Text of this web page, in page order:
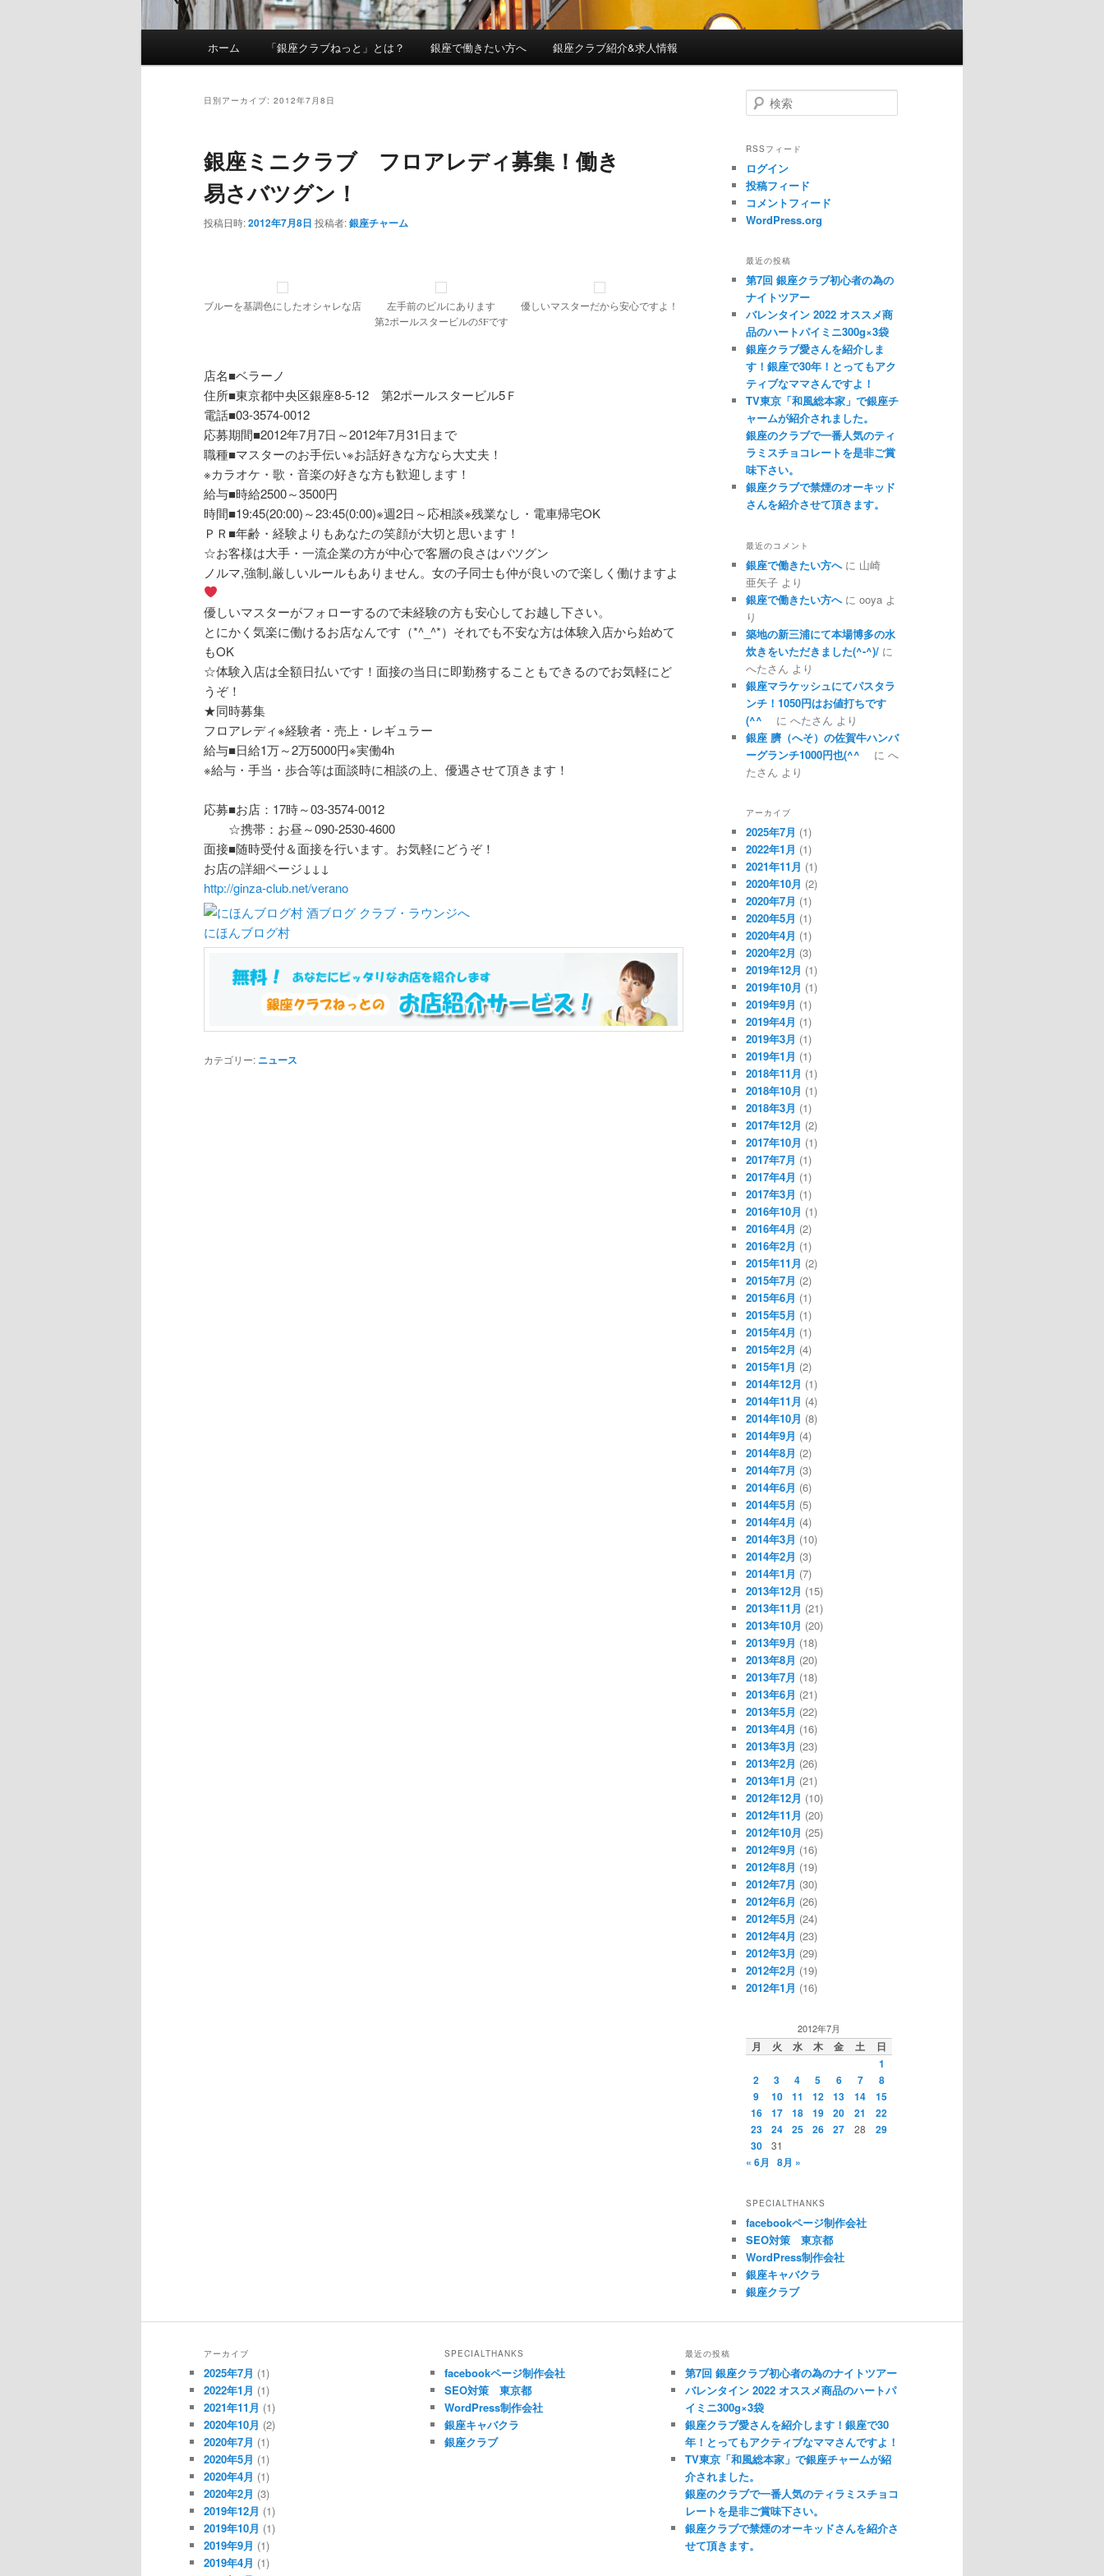
メインコンテンツへ移動
サブコンテンツへ移動
ホーム 「銀座クラブねっと」とは？ 銀座で働きたい方へ 銀座クラブ紹介&求人情報
日別アーカイブ: 2012年7月8日
銀座ミニクラブ フロアレディ募集！働き
易さバツグン！
投稿日時:2012年7月8日 投稿者:銀座チャーム
ブルーを基調色にしたオシャレな店
左手前のビルにあります
第2ポールスタービルの5Fです
優しいマスターだから安心ですよ！
店名■ベラーノ
住所■東京都中央区銀座8-5-12 第2ポールスタービル5Ｆ
電話■03-3574-0012
応募期間■2012年7月7日～2012年7月31日まで
職種■マスターのお手伝い※お話好きな方なら大丈夫！
※カラオケ・歌・音楽の好きな方も歓迎します！
給与■時給2500～3500円
時間■19:45(20:00)～23:45(0:00)※週2日～応相談※残業なし・電車帰宅OK
ＰＲ■年齢・経験よりもあなたの笑顔が大切と思います！
☆お客様は大手・一流企業の方が中心で客層の良さはバツグン
ノルマ,強制,厳しいルールもありません。女の子同士も仲が良いので楽しく働けますよ
優しいマスターがフォローするので未経験の方も安心してお越し下さい。
とにかく気楽に働けるお店なんです（*^_^*）それでも不安な方は体験入店から始めて
もOK
☆体験入店は全額日払いです！面接の当日に即勤務することもできるのでお気軽にど
うぞ！
★同時募集
フロアレディ※経験者・売上・レギュラー
給与■日給1万～2万5000円※実働4h
※給与・手当・歩合等は面談時に相談の上、優遇させて頂きます！
応募■お店：17時～03-3574-0012
☆携帯：お昼～090-2530-4600
面接■随時受付＆面接を行います。お気軽にどうぞ！
お店の詳細ページ↓↓↓
http://ginza-club.net/verano
にほんブログ村
カテゴリー: ニュース
検索
RSSフィード
ログイン
投稿フィード
コメントフィード
WordPress.org
最近の投稿
第7回 銀座クラブ初心者の為の
ナイトツアー
バレンタイン 2022 オススメ商
品のハートパイミニ300g×3袋
銀座クラブ愛さんを紹介しま
す！銀座で30年！とってもアク
ティブなママさんですよ！
TV東京「和風総本家」で銀座チ
ャームが紹介されました。
銀座のクラブで一番人気のティ
ラミスチョコレートを是非ご賞
味下さい。
銀座クラブで禁煙のオーキッド
さんを紹介させて頂きます。
最近のコメント
銀座で働きたい方へに 山崎
亜矢子 より
銀座で働きたい方へに ooya よ
り
築地の新三浦にて本場博多の水
炊きをいただきました(^-^)/ に
へたさん より
銀座マラケッシュにてパスタラ
ンチ！1050円はお値打ちです
(^^ゞ
に へたさん より
銀座 臍（へそ）の佐賀牛ハンバ
ーグランチ1000円也(^^ゞ
に へ
たさん より
アーカイブ
2025年7月 (1)
2022年1月 (1)
2021年11月 (1)
2020年10月 (2)
2020年7月 (1)
2020年5月 (1)
2020年4月 (1)
2020年2月 (3)
2019年12月 (1)
2019年10月 (1)
2019年9月 (1)
2019年4月 (1)
2019年3月 (1)
2019年1月 (1)
2018年11月 (1)
2018年10月 (1)
2018年3月 (1)
2017年12月 (2)
2017年10月 (1)
2017年7月 (1)
2017年4月 (1)
2017年3月 (1)
2016年10月 (1)
2016年4月 (2)
2016年2月 (1)
2015年11月 (2)
2015年7月 (2)
2015年6月 (1)
2015年5月 (1)
2015年4月 (1)
2015年2月 (4)
2015年1月 (2)
2014年12月 (1)
2014年11月 (4)
2014年10月 (8)
2014年9月 (4)
2014年8月 (2)
2014年7月 (3)
2014年6月 (6)
2014年5月 (5)
2014年4月 (4)
2014年3月 (10)
2014年2月 (3)
2014年1月 (7)
2013年12月 (15)
2013年11月 (21)
2013年10月 (20)
2013年9月 (18)
2013年8月 (20)
2013年7月 (18)
2013年6月 (21)
2013年5月 (22)
2013年4月 (16)
2013年3月 (23)
2013年2月 (26)
2013年1月 (21)
2012年12月 (10)
2012年11月 (20)
2012年10月 (25)
2012年9月 (16)
2012年8月 (19)
2012年7月 (30)
2012年6月 (26)
2012年5月 (24)
2012年4月 (23)
2012年3月 (29)
2012年2月 (19)
2012年1月 (16)
2012年7月
月 火 水 木 金 土
日
1
2
3 4 5 6 7
8
9
10 11 12 13 14
15
16
17 18 19 20 21
22
23
24 25 26 27 28
29
30
31
« 6月 8月 »
SPECIALTHANKS
facebookページ制作会社
SEO対策 東京都
WordPress制作会社
銀座キャバクラ
銀座クラブ
アーカイブ
2025年7月 (1)
2022年1月 (1)
2021年11月 (1)
2020年10月 (2)
2020年7月 (1)
2020年5月 (1)
2020年4月 (1)
2020年2月 (3)
2019年12月 (1)
2019年10月 (1)
2019年9月 (1)
2019年4月 (1)
SPECIALTHANKS
facebookページ制作会社
SEO対策 東京都
WordPress制作会社
銀座キャバクラ
銀座クラブ
最近の投稿
第7回 銀座クラブ初心者の為のナイトツアー
バレンタイン 2022 オススメ商品のハートパ
イミニ300g×3袋
銀座クラブ愛さんを紹介します！銀座で30
年！とってもアクティブなママさんですよ！
TV東京「和風総本家」で銀座チャームが紹
介されました。
銀座のクラブで一番人気のティラミスチョコ
レートを是非ご賞味下さい。
銀座クラブで禁煙のオーキッドさんを紹介さ
せて頂きます。